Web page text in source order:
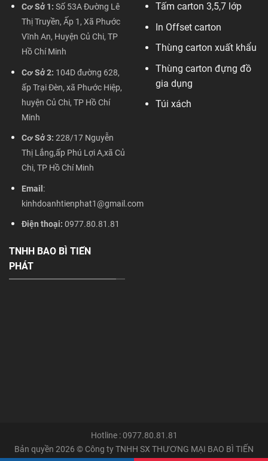
Cơ Sở 1: Số 53A Đường Lê
Thị Truyền, Ấp 1, Xã Phước
Vĩnh An, Huyện Củ Chi, TP
Hồ Chí Minh
Cơ Sở 2: 104D đường 628,
ấp Trại Đèn, xã Phước Hiệp,
huyện Củ Chi, TP Hồ Chí
Minh
Cơ Sở 3: 228/17 Nguyễn
Thị Lắng,ấp Phú Lợi A,xã Củ
Chi, TP Hồ Chí Minh
Email :
kinhdoanhtienphat1@gmail.com
Điện thoại: 0977.80.81.81
Tấm carton 3,5,7 lớp
In Offset carton
Thùng carton xuất khẩu
Thùng carton đựng đồ
gia dụng
Túi xách
TNHH BAO BÌ TIẾN
PHÁT
Hotline : 0977.80.81.81
Bản quyền 2026 © Công ty TNHH SX THƯƠNG MẠI BAO BÌ TIẾN